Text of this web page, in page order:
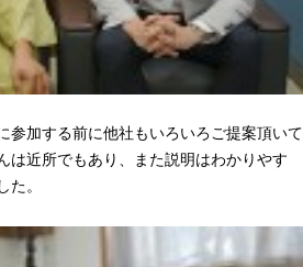
参加する前に他社もいろいろご提案頂いて
は近所でもあり、また説明はわかりやす
た。